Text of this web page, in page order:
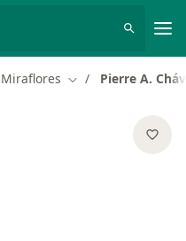
Miraflores Cambiar de ciudad
Pierre A.